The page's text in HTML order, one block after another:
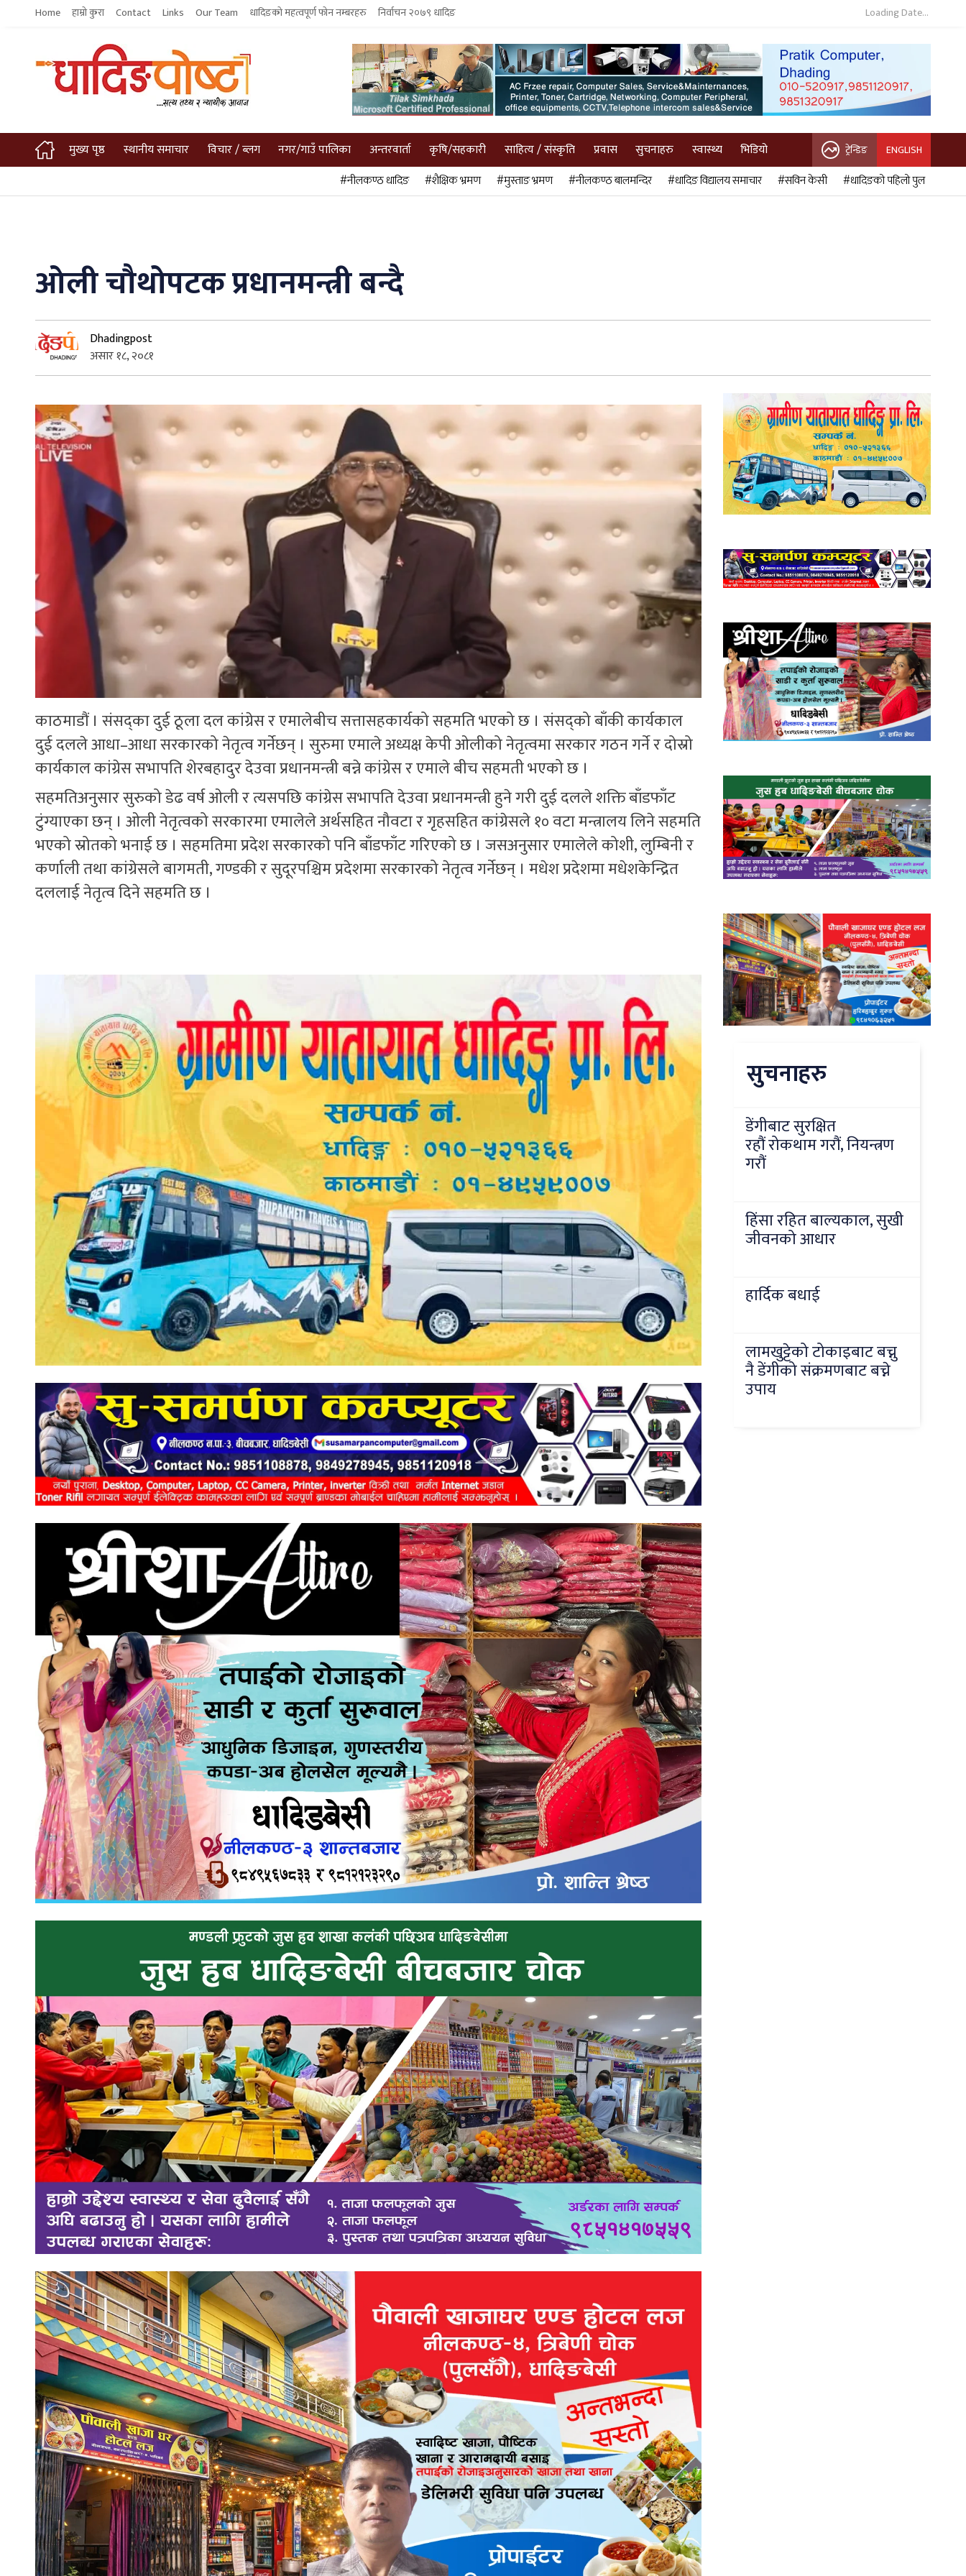
Home हाम्रो कुरा Contact Links Our Team धादिङको महत्वपूर्ण फोन नम्बरहरु निर्वाचन २०७९ धादिङ Loading Date...
मुख्य पृष्ठ स्थानीय समाचार विचार / ब्लग नगर/गाउँ पालिका अन्तरवार्ता कृषि/सहकारी साहित्य / संस्कृति प्रवास सुचनाहरु स्वास्थ्य भिडियो ट्रेन्डिङ ENGLISH
#नीलकण्ठ धादिङ #शैक्षिक भ्रमण #मुस्ताङ भ्रमण #नीलकण्ठ बालमन्दिर #धादिङ विद्यालय समाचार #सविन केसी #धादिङको पहिलो पुल
ओली चौथोपटक प्रधानमन्त्री बन्दै
Dhadingpost
असार १८, २०८१
काठमाडौं । संसद्का दुई ठूला दल कांग्रेस र एमालेबीच सत्तासहकार्यको सहमति भएको छ । संसद्को बाँकी कार्यकाल
दुई दलले आधा–आधा सरकारको नेतृत्व गर्नेछन् । सुरुमा एमाले अध्यक्ष केपी ओलीको नेतृत्वमा सरकार गठन गर्ने र दोस्रो
कार्यकाल कांग्रेस सभापति शेरबहादुर देउवा प्रधानमन्त्री बन्ने कांग्रेस र एमाले बीच सहमती भएको छ ।
सहमतिअनुसार सुरुको डेढ वर्ष ओली र त्यसपछि कांग्रेस सभापति देउवा प्रधानमन्त्री हुने गरी दुई दलले शक्ति बाँडफाँट
टुंग्याएका छन् । ओली नेतृत्वको सरकारमा एमालेले अर्थसहित नौवटा र गृहसहित कांग्रेसले १० वटा मन्त्रालय लिने सहमति
भएको स्रोतको भनाई छ । सहमतिमा प्रदेश सरकारको पनि बाँडफाँट गरिएको छ । जसअनुसार एमालेले कोशी, लुम्बिनी र
कर्णाली तथा कांग्रेसले बागमती, गण्डकी र सुदूरपश्चिम प्रदेशमा सरकारको नेतृत्व गर्नेछन् । मधेश प्रदेशमा मधेशकेन्द्रित
दललाई नेतृत्व दिने सहमति छ ।
सुचनाहरु
डेंगीबाट सुरक्षित
रहौं रोकथाम गरौं, नियन्त्रण
गरौं
हिंसा रहित बाल्यकाल, सुखी
जीवनको आधार
हार्दिक बधाई
लामखुट्टेको टोकाइबाट बच्नु
नै डेंगीको संक्रमणबाट बच्ने
उपाय